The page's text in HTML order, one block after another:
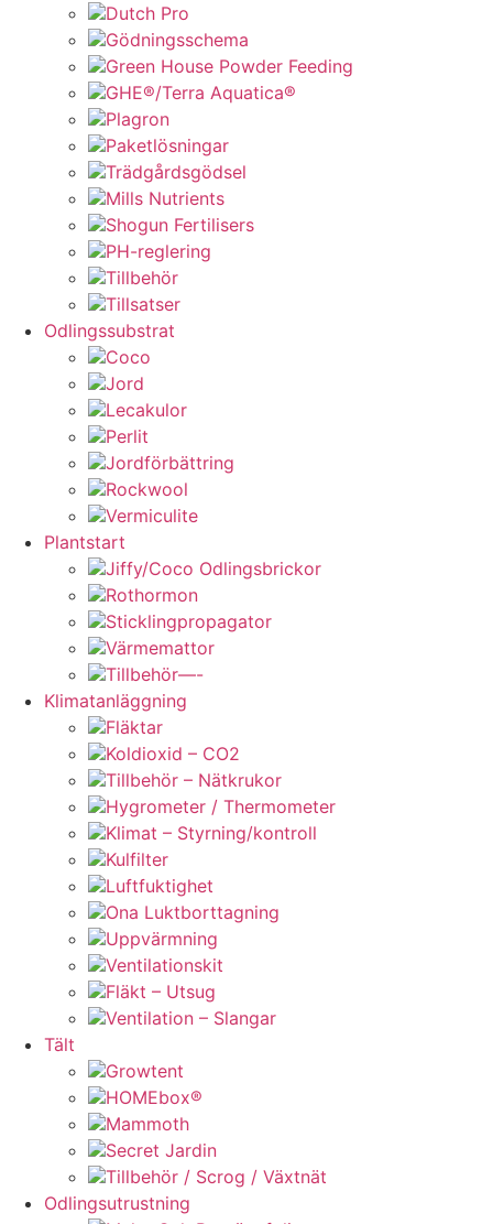
Dutch Pro
Gödningsschema
Green House Powder Feeding
GHE®/Terra Aquatica®
Plagron
Paketlösningar
Trädgårdsgödsel
Mills Nutrients
Shogun Fertilisers
PH-reglering
Tillbehör
Tillsatser
Odlingssubstrat
Coco
Jord
Lecakulor
Perlit
Jordförbättring
Rockwool
Vermiculite
Plantstart
Jiffy/Coco Odlingsbrickor
Rothormon
Sticklingpropagator
Värmemattor
Tillbehör—-
Klimatanläggning
Fläktar
Koldioxid – CO2
Tillbehör – Nätkrukor
Hygrometer / Thermometer
Klimat – Styrning/kontroll
Kulfilter
Luftfuktighet
Ona Luktborttagning
Uppvärmning
Ventilationskit
Fläkt – Utsug
Ventilation – Slangar
Tält
Growtent
HOMEbox®
Mammoth
Secret Jardin
Tillbehör / Scrog / Växtnät
Odlingsutrustning